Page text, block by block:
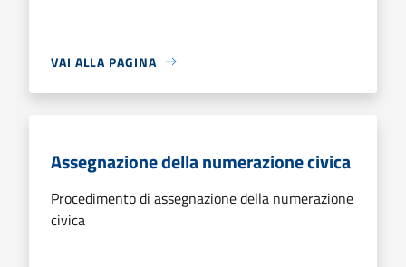
VAI ALLA PAGINA
Assegnazione della numerazione civica
Procedimento di assegnazione della numerazione
civica